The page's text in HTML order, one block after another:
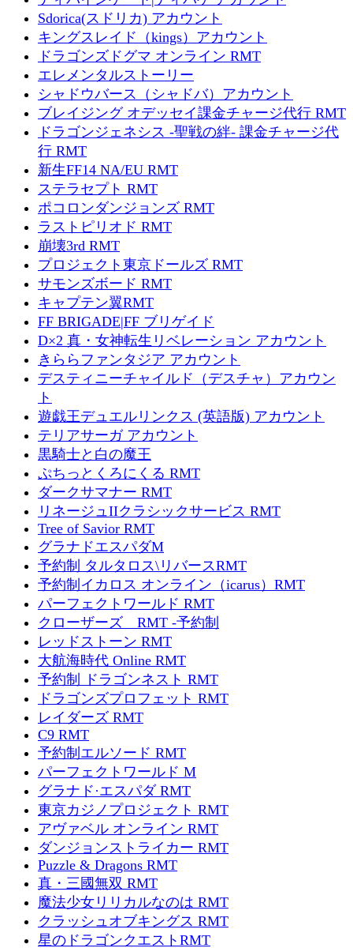
Sdorica(スドリカ) アカウント
キングスレイド（kings）アカウント
ドラゴンズドグマ オンライン RMT
エレメンタルストーリー
シャドウバース（シャドバ）アカウント
ブレイジング オデッセイ課金チャージ代行 RMT
ドラゴンジェネシス -聖戦の絆- 課金チャージ代
行 RMT
新生FF14 NA/EU RMT
ステラセプト RMT
ポコロンダンジョンズ RMT
ラストピリオド RMT
崩壊3rd RMT
プロジェクト東京ドールズ RMT
サモンズボード RMT
キャプテン翼RMT
FF BRIGADE|FF ブリゲイド
D×2 真・女神転生リベレーション アカウント
きららファンタジア アカウント
デスティニーチャイルド（デスチャ）アカウン
ト
遊戯王デュエルリンクス (英語版) アカウント
テリアサーガ アカウント
黒騎士と白の魔王
ぷちっとくろにくる RMT
ダークサマナー RMT
リネージュIIクラシックサービス RMT
Tree of Savior RMT
グラナドエスパダM
予約制 タルタロス\リバースRMT
予約制イカロス オンライン（icarus）RMT
パーフェクトワールド RMT
クローザーズ RMT -予約制
レッドストーン RMT
大航海時代 Online RMT
予約制 ドラゴンネスト RMT
ドラゴンズプロフェット RMT
レイダーズ RMT
C9 RMT
予約制エルソード RMT
パーフェクトワールド M
グラナド·エスパダ RMT
東京カジノプロジェクト RMT
アヴァベル オンライン RMT
ダンジョンストライカー RMT
Puzzle & Dragons RMT
真・三國無双 RMT
魔法少女リリカルなのは RMT
クラッシュオブキングス RMT
星のドラゴンクエストRMT